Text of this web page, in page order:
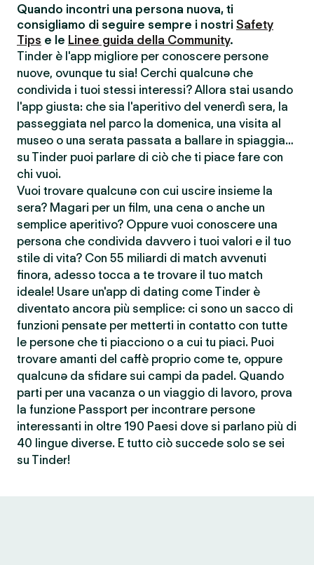
Quando incontri una persona nuova, ti
consigliamo di seguire sempre i nostri Safety
Tips e le Linee guida della Community.
Tinder è l'app migliore per conoscere persone
nuove, ovunque tu sia! Cerchi qualcunə che
condivida i tuoi stessi interessi? Allora stai usando
l'app giusta: che sia l'aperitivo del venerdì sera, la
passeggiata nel parco la domenica, una visita al
museo o una serata passata a ballare in spiaggia…
su Tinder puoi parlare di ciò che ti piace fare con
chi vuoi.
Vuoi trovare qualcunə con cui uscire insieme la
sera? Magari per un film, una cena o anche un
semplice aperitivo? Oppure vuoi conoscere una
persona che condivida davvero i tuoi valori e il tuo
stile di vita? Con 55 miliardi di match avvenuti
finora, adesso tocca a te trovare il tuo match
ideale! Usare un'app di dating come Tinder è
diventato ancora più semplice: ci sono un sacco di
funzioni pensate per metterti in contatto con tutte
le persone che ti piacciono o a cui tu piaci. Puoi
trovare amanti del caffè proprio come te, oppure
qualcunə da sfidare sui campi da padel. Quando
parti per una vacanza o un viaggio di lavoro, prova
la funzione Passport per incontrare persone
interessanti in oltre 190 Paesi dove si parlano più di
40 lingue diverse. E tutto ciò succede solo se sei
su Tinder!